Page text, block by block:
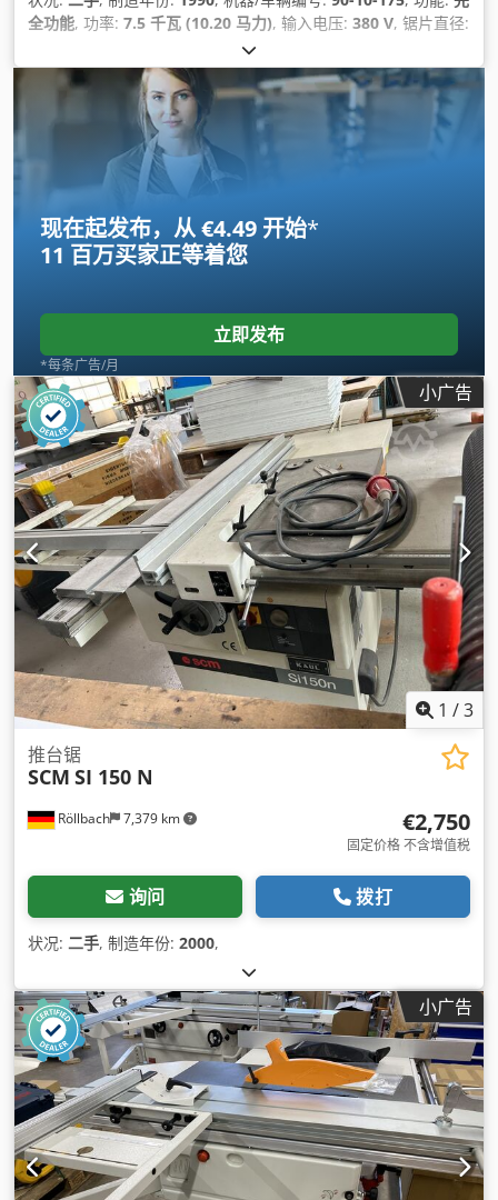
全功能, 功率: 7.5 千瓦 (10.20 马力), 输入电压: 380 V, 锯片直径:
机械的, 驱动类型:
罩,
现在起发布，从 €4.49 开始*
11 百万买家正等着您
立即发布
*每条广告/月
小广告
1 /3
Röllbach 7,379 km
推台锯
SCM SI 150 N
€2,750
固定价格 不含增值税
询问 拨打
状况: 二手, 制造年份: 2000,
小广告